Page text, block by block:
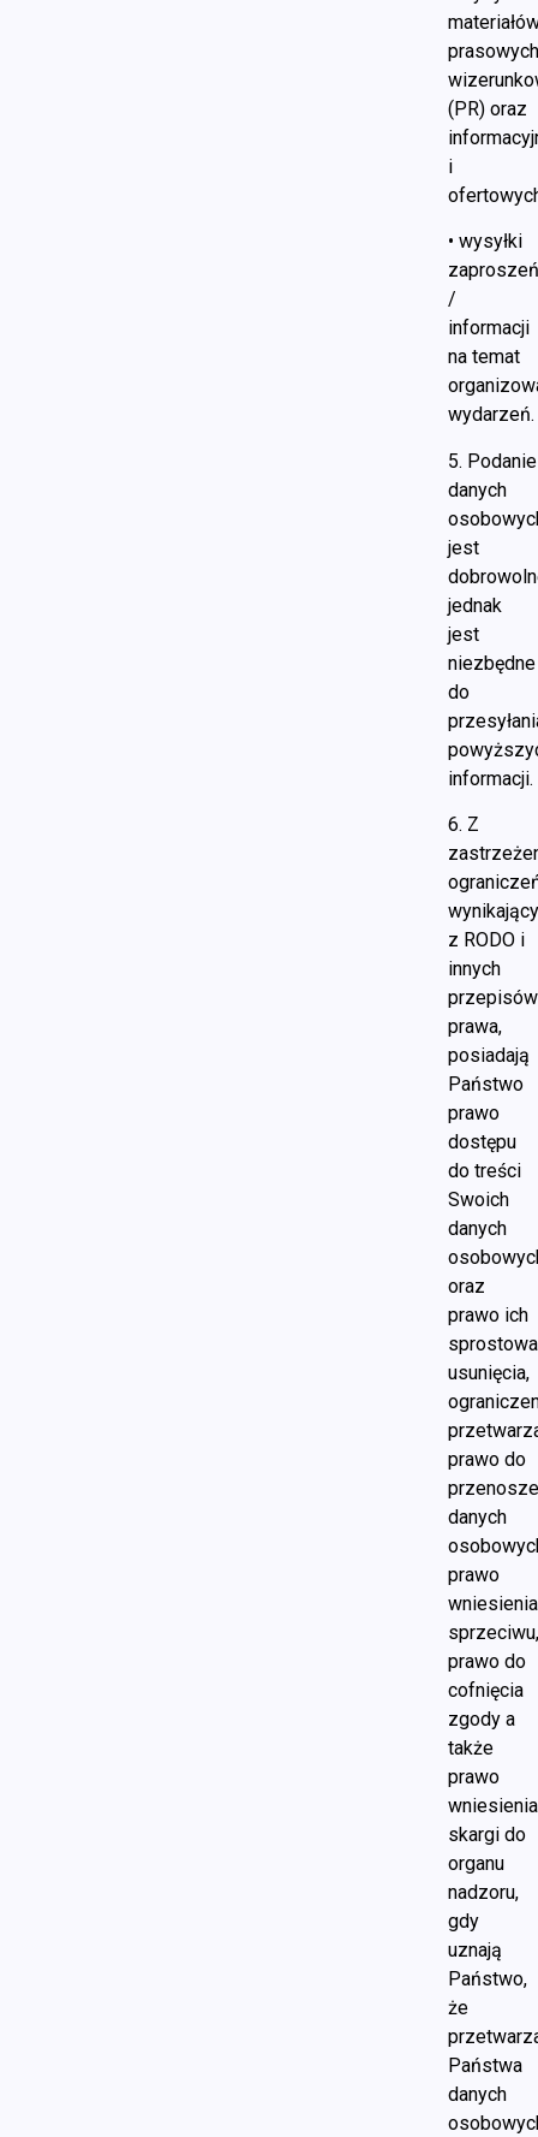
(PR) oraz
i
• wysyłki
/
informacji
na temat
wydarzeń.
5. Podanie
danych
jest
jednak
jest
niezbędne
do
informacji.
6. Z
z RODO i
innych
przepisów
prawa,
posiadają
Państwo
prawo
dostępu
do treści
Swoich
danych
oraz
prawo ich
usunięcia,
prawo do
danych
prawo
wniesienia
prawo do
cofnięcia
zgody a
także
prawo
wniesienia
skargi do
organu
nadzoru,
gdy
uznają
Państwo,
że
Państwa
danych